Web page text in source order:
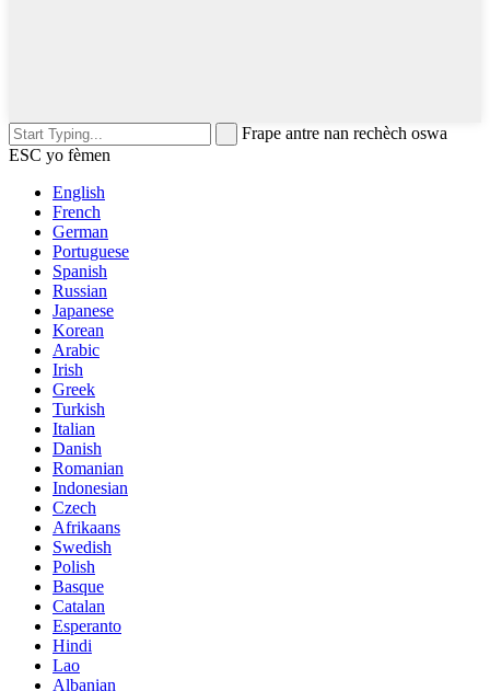
Frape antre nan rechèch oswa
ESC yo fèmen
English
French
German
Portuguese
Spanish
Russian
Japanese
Korean
Arabic
Irish
Greek
Turkish
Italian
Danish
Romanian
Indonesian
Czech
Afrikaans
Swedish
Polish
Basque
Catalan
Esperanto
Hindi
Lao
Albanian